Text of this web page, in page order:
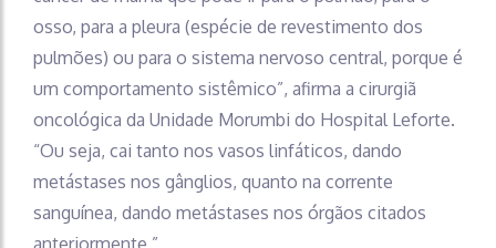
osso, para a pleura (espécie de revestimento dos
pulmões) ou para o sistema nervoso central, porque é
um comportamento sistêmico”, afirma a cirurgiã
oncológica da Unidade Morumbi do Hospital Leforte.
“Ou seja, cai tanto nos vasos linfáticos, dando
metástases nos gânglios, quanto na corrente
sanguínea, dando metástases nos órgãos citados
anteriormente.”